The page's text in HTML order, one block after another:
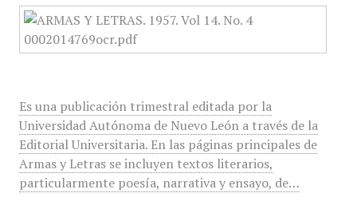
Es una publicación trimestral editada por la
Universidad Autónoma de Nuevo León a través de la
Editorial Universitaria. En las páginas principales de
Armas y Letras se incluyen textos literarios,
particularmente poesía, narrativa y ensayo, de…